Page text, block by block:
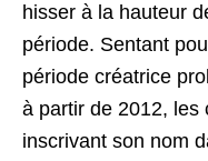
hisser à la hauteur
période. Sentant
période créatrice
à partir de 2012, les
inscrivant son nom